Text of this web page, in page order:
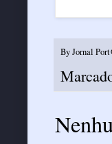
ByJornal